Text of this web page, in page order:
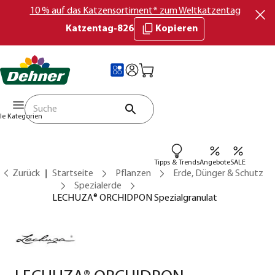
10 % auf das Katzensortiment* zum Weltkatzentag
Katzentag-826
Kopieren
Kategorien
Tipps & TrendsAngeboteSALE
Zurück Startseite Pflanzen
Erde, Dünger & Schutz
Spezialerde
LECHUZA® ORCHIDPON Spezialgranulat